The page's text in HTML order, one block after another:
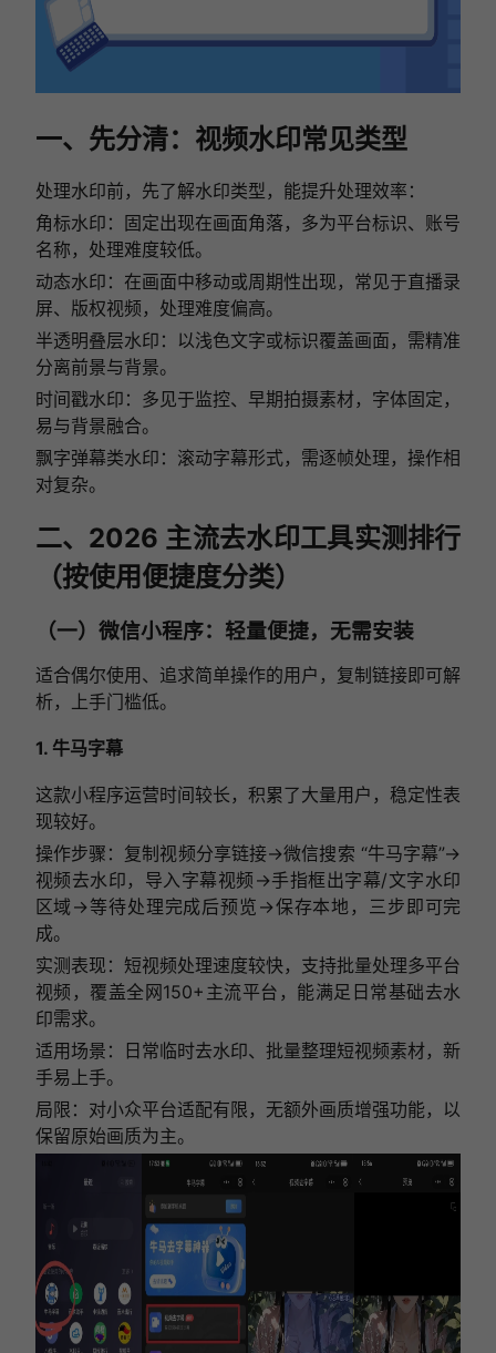
一、先分清：视频水印常见类型
处理水印前，先了解水印类型，能提升处理效率：
角标水印：固定出现在画面角落，多为平台标识、账号
名称，处理难度较低。
动态水印：在画面中移动或周期性出现，常见于直播录
屏、版权视频，处理难度偏高。
半透明叠层水印：以浅色文字或标识覆盖画面，需精准
分离前景与背景。
时间戳水印：多见于监控、早期拍摄素材，字体固定，
易与背景融合。
飘字弹幕类水印：滚动字幕形式，需逐帧处理，操作相
对复杂。
二、2026 主流去水印工具实测排行
（按使用便捷度分类）
（一）微信小程序：轻量便捷，无需安装
适合偶尔使用、追求简单操作的用户，复制链接即可解
析，上手门槛低。
1. 牛马字幕
这款小程序运营时间较长，积累了大量用户，稳定性表
现较好。
操作步骤：复制视频分享链接→微信搜索 “牛马字幕”→
视频去水印，导入字幕视频→手指框出字幕/文字水印
区域→等待处理完成后预览→保存本地，三步即可完
成。
实测表现：短视频处理速度较快，支持批量处理多平台
视频，覆盖全网150+主流平台，能满足日常基础去水
印需求。
适用场景：日常临时去水印、批量整理短视频素材，新
手易上手。
局限：对小众平台适配有限，无额外画质增强功能，以
保留原始画质为主。